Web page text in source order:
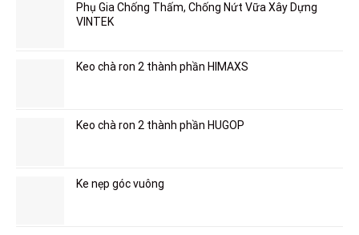
Phụ Gia Chống Thấm, Chống Nứt Vữa Xây Dựng
VINTEK
Keo chà ron 2 thành phần HIMAXS
Keo chà ron 2 thành phần HUGOP
Ke nẹp góc vuông